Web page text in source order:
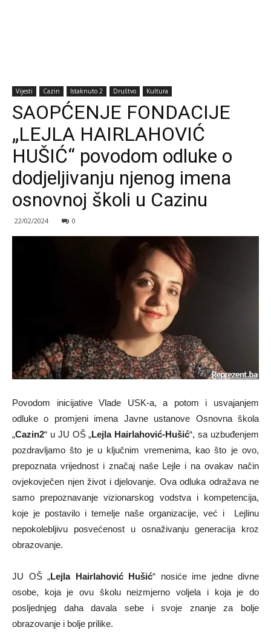
Vijesti Cazin Istaknuto 2 Društvo Kultura
SAOPĆENJE FONDACIJE
„LEJLA HAIRLAHOVIĆ
HUŠIĆ“ povodom odluke o
dodjeljivanju njenog imena
osnovnoj školi u Cazinu
22/02/2024 0
Povodom inicijative Vlade USK-a, a potom i usvajanjem
odluke o promjeni imena Javne ustanove Osnovna škola
„Cazin2“ u JU OŠ „Lejla Hairlahović-Hušić“, sa uzbuđenjem
pozdravljamo što je u ključnim vremenima, kao što je ovo,
prepoznata vrijednost i značaj naše Lejle i na ovakav način
ovjekovječen njen život i djelovanje. Ova odluka odražava ne
samo prepoznavanje vizionarskog vodstva i kompetencija,
koje je postavilo i temelje naše organizacije, već i Lejlinu
nepokolebljivu posvećenost u osnaživanju generacija kroz
obrazovanje.
JU OŠ „Lejla Hairlahović Hušić“ nosiće ime jedne divne
osobe, koja je ovu školu neizmjerno voljela i koja je do
posljednjeg daha davala sebe i svoje znanje za bolje
obrazovanje i bolje prilike.